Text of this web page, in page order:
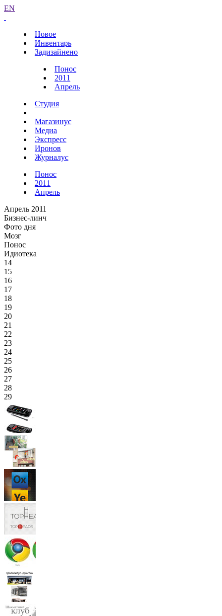
EN
Новое
Инвентарь
Задизайнено
Понос
2011
Апрель
Студия
Магазинус
Медиа
Экспресс
Иронов
Журналус
Понос
2011
Апрель
Апрель 2011
Бизнес-линч
Фото дня
Мозг
Понос
Идиотека
14
15
16
17
18
19
20
21
22
23
24
25
26
27
28
29